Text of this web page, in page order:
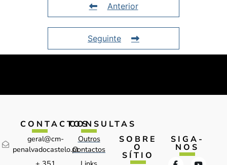
Anterior
Seguinte
CONTACTOS
geral@cm-
penalvadocastelo.pt
CONSULTAS
Outros
Contactos
SOBRE
O
SÍTIO
SIGA-
NOS